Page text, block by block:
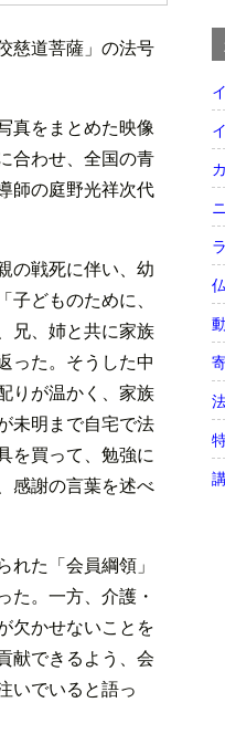
慈道菩薩」の法号
真をまとめた映像
合わせ、全国の青
師の庭野光祥次代
の戦死に伴い、幼
どものために、
兄、姉と共に家族
った。そうした中
りが温かく、家族
未明まで自宅で法
を買って、勉強に
感謝の言葉を述べ
た「会員綱領」
た。一方、介護・
欠かせないことを
献できるよう、会
いでいると語っ